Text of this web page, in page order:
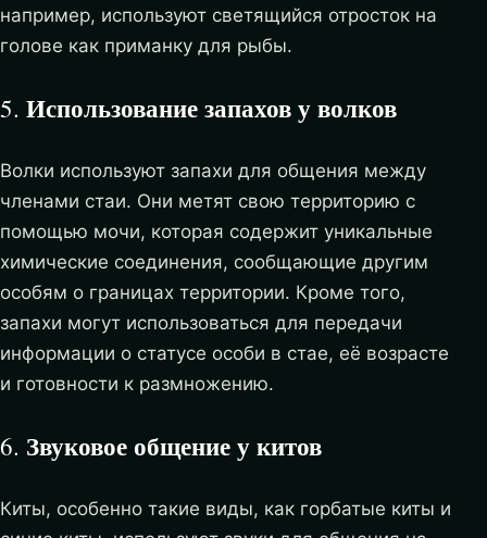
например, используют светящийся отросток на
голове как приманку для рыбы.
5. Использование запахов у волков
Волки используют запахи для общения между
членами стаи. Они метят свою территорию с
помощью мочи, которая содержит уникальные
химические соединения, сообщающие другим
особям о границах территории. Кроме того,
запахи могут использоваться для передачи
информации о статусе особи в стае, её возрасте
и готовности к размножению.
6. Звуковое общение у китов
Киты, особенно такие виды, как горбатые киты и